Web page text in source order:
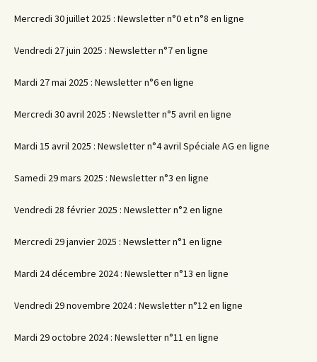
Mercredi 30 juillet 2025 : Newsletter n°0 et n°8 en ligne
Vendredi 27 juin 2025 : Newsletter n°7 en ligne
Mardi 27 mai 2025 : Newsletter n°6 en ligne
Mercredi 30 avril 2025 : Newsletter n°5 avril en ligne
Mardi 15 avril 2025 : Newsletter n°4 avril Spéciale AG en ligne
Samedi 29 mars 2025 : Newsletter n°3 en ligne
Vendredi 28 février 2025 : Newsletter n°2 en ligne
Mercredi 29 janvier 2025 : Newsletter n°1 en ligne
Mardi 24 décembre 2024 : Newsletter n°13 en ligne
Vendredi 29 novembre 2024 : Newsletter n°12 en ligne
Mardi 29 octobre 2024 : Newsletter n°11 en ligne